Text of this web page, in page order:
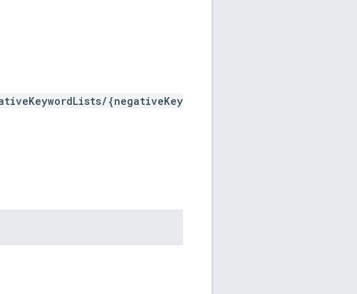
{negativeKey